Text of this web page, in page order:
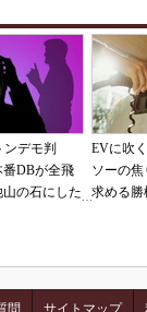
デモ判
番DBが全飛
の石にした
EVに吹
ソーの
求める勝
問 サイトマップ